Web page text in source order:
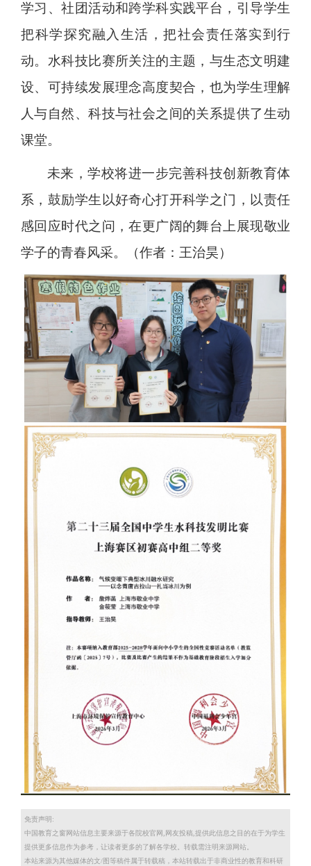
学习、社团活动和跨学科实践平台，引导学生
把科学探究融入生活，把社会责任落实到行
动。水科技比赛所关注的主题，与生态文明建
设、可持续发展理念高度契合，也为学生理解
人与自然、科技与社会之间的关系提供了生动
课堂。
未来，学校将进一步完善科技创新教育体
系，鼓励学生以好奇心打开科学之门，以责任
感回应时代之问，在更广阔的舞台上展现敬业
学子的青春风采。（作者：王治昊）
免责声明:
中国教育之窗网站信息主要来源于各院校官网,网友投稿,提供此信息之目的在于为学生
提供更多信息作为参考，让读者更多的了解各学校。转载需注明来源网站。
本站来源为其他媒体的文/图等稿件属于转载稿，本站转载出于非商业性的教育和科研